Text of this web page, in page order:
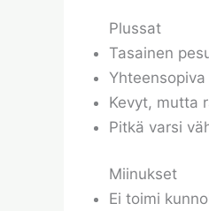
Plussat
Tasainen
Kevyt, mutta
Pitkä varsi
Miinukset
Ei toimi